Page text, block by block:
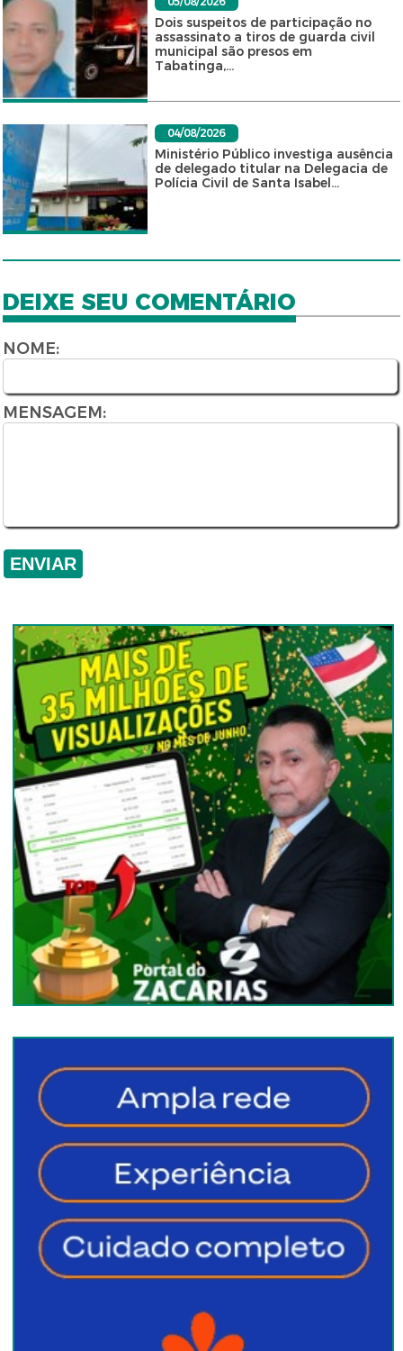
Dois suspeitos de participação no
assassinato a tiros de guarda civil
municipal são presos em
Tabatinga,...
04/08/2026
Ministério Público investiga ausência
de delegado titular na Delegacia de
Polícia Civil de Santa Isabel...
DEIXE SEU COMENTÁRIO
NOME:
MENSAGEM: